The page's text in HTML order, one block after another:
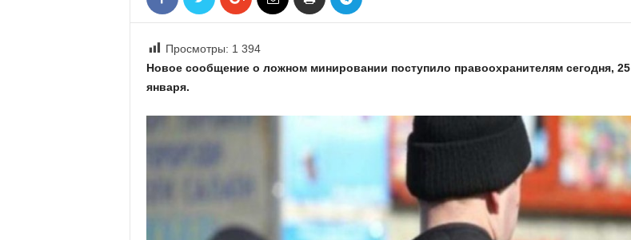
Просмотры: 1 394
Новое сообщение о ложном минировании поступило правоохранителям сегодня, 25
января.